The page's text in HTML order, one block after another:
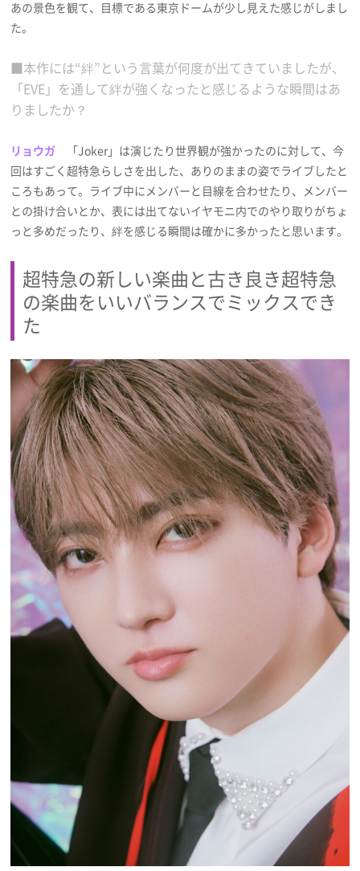
あの景色を観て、目標である東京ドームが少し見えた感じがしまし
た。
■本作には“絆”という言葉が何度が出てきていましたが、
「EVE」を通して絆が強くなったと感じるような瞬間はあ
りましたか？
リョウガ 「Joker」は演じたり世界観が強かったのに対して、今
回はすごく超特急らしさを出した、ありのままの姿でライブしたと
ころもあって。ライブ中にメンバーと目線を合わせたり、メンバー
との掛け合いとか、表には出てないイヤモニ内でのやり取りがちょ
っと多めだったり、絆を感じる瞬間は確かに多かったと思います。
超特急の新しい楽曲と古き良き超特急
の楽曲をいいバランスでミックスでき
た